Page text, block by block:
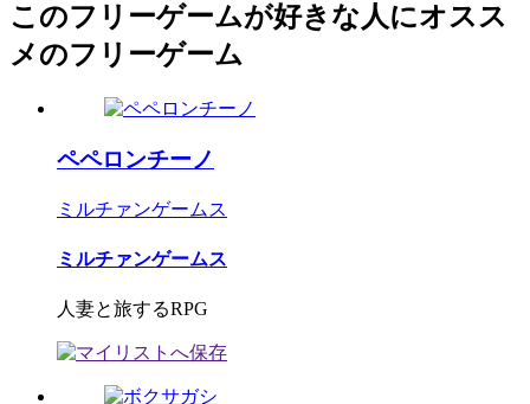
このフリーゲームが好きな人にオスス
メのフリーゲーム
ペペロンチーノ
ミルチァンゲームス
ミルチァンゲームス
人妻と旅するRPG